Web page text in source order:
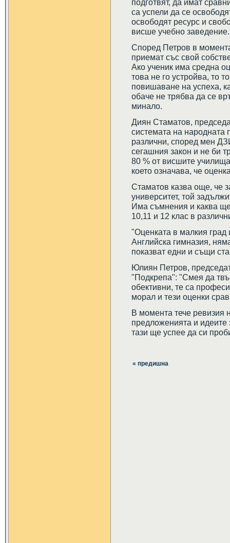
подготвят, да имат
са успели да се
освободят ресурс и
висше учебно
Според Петров в
приемат със свой
Ако ученик има средна
това не го устройва, то
повишаване на успеха,
обаче не трябва да се
минало.
Диян Стаматов,
системата на народната
различни, според мен
сегашния закон и не би
80 % от висшите
което означава, че
Стаматов казва още, че
университет, той
Има съмнения и каква
10,11 и 12 клас в
"Оценката в малкия
Английска гимназия,
показват едни и същи
Юлиян Петров,
"Подкрепа": "Смея да
обективни, те са
морал и тези оценки
В момента тече ревизия
предложенията и идеите
тази ще успее да си
« предишна